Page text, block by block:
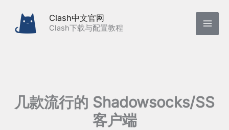
Clash中文官网
Clash下载与配置教程
几款流行的 Shadowsocks/SS
客户端